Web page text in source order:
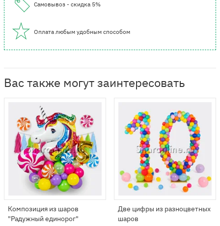
Самовывоз - скидка 5%
Оплата любым удобным способом
Вас также могут заинтересовать
Композиция из шаров
"Радужный единорог"
Две цифры из разноцветных
шаров